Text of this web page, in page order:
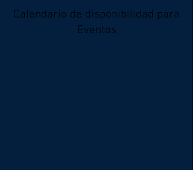
Calendario de disponibilidad para
Eventos